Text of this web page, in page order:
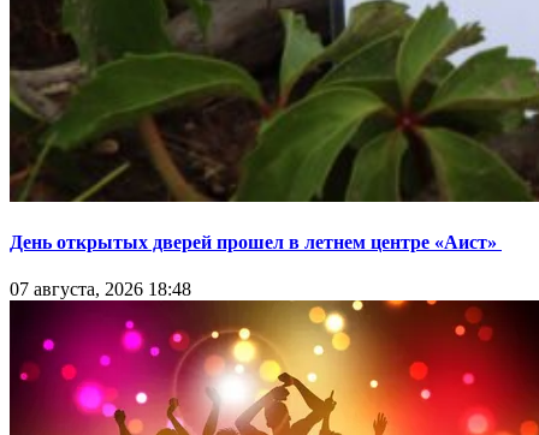
День открытых дверей прошел в летнем центре «Аист»
07 августа, 2026 18:48